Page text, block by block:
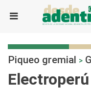
Piqueo gremial >